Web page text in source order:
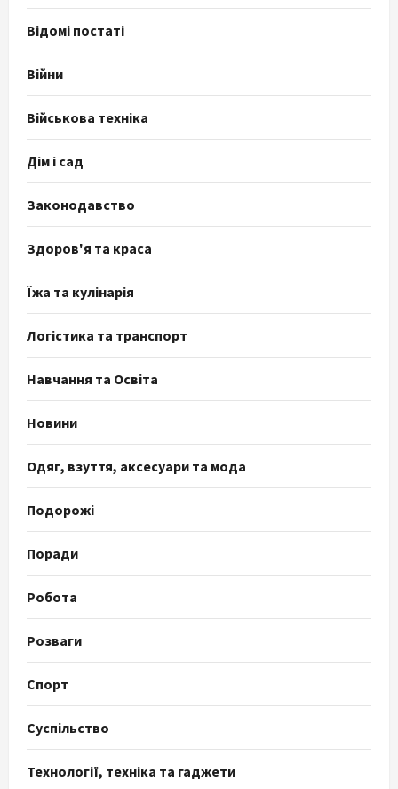
Відомі постаті
Війни
Військова техніка
Дім і сад
Законодавство
Здоров'я та краса
Їжа та кулінарія
Логістика та транспорт
Навчання та Освіта
Новини
Одяг, взуття, аксесуари та мода
Подорожі
Поради
Робота
Розваги
Спорт
Суспільство
Технології, техніка та гаджети